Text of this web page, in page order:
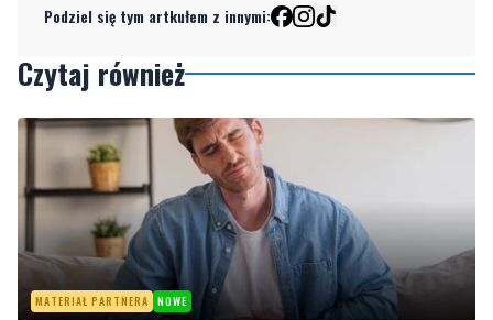
Podziel się tym artkułem z innymi:
Czytaj również
MATERIAŁ PARTNERA NOWE